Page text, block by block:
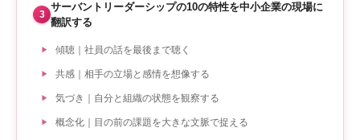
3
サーバントリーダーシップの10の特性を中小企業の現場に
翻訳する
傾聴｜社員の話を最後まで聴く
共感｜相手の立場と感情を想像する
気づき｜自分と組織の状態を観察する
概念化｜目の前の課題を大きな文脈で捉える